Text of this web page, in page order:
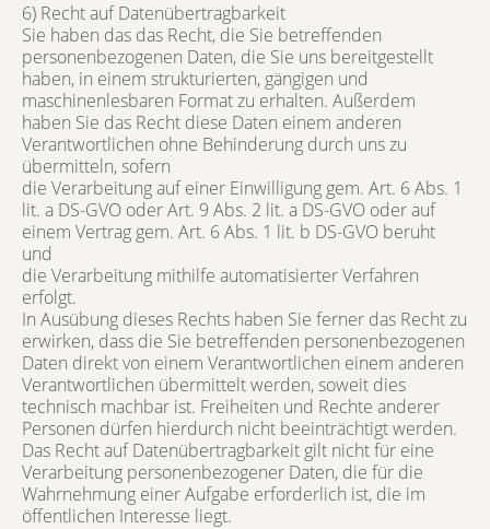
6) Recht auf Datenübertragbarkeit
Sie haben das das Recht, die Sie betreffenden
personenbezogenen Daten, die Sie uns bereitgestellt
haben, in einem strukturierten, gängigen und
maschinenlesbaren Format zu erhalten. Außerdem
haben Sie das Recht diese Daten einem anderen
Verantwortlichen ohne Behinderung durch uns zu
übermitteln, sofern
die Verarbeitung auf einer Einwilligung gem. Art. 6 Abs. 1
lit. a DS-GVO oder Art. 9 Abs. 2 lit. a DS-GVO oder auf
einem Vertrag gem. Art. 6 Abs. 1 lit. b DS-GVO beruht
und
die Verarbeitung mithilfe automatisierter Verfahren
erfolgt.
In Ausübung dieses Rechts haben Sie ferner das Recht zu
erwirken, dass die Sie betreffenden personenbezogenen
Daten direkt von einem Verantwortlichen einem anderen
Verantwortlichen übermittelt werden, soweit dies
technisch machbar ist. Freiheiten und Rechte anderer
Personen dürfen hierdurch nicht beeinträchtigt werden.
Das Recht auf Datenübertragbarkeit gilt nicht für eine
Verarbeitung personenbezogener Daten, die für die
Wahrnehmung einer Aufgabe erforderlich ist, die im
öffentlichen Interesse liegt.